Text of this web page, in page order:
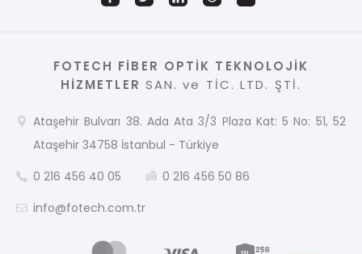
FOTECH FİBER OPTİK TEKNOLOJİK
HİZMETLER SAN. ve TİC. LTD. ŞTİ.
Ataşehir Bulvarı 38. Ada Ata 3/3 Plaza Kat: 5 No: 51, 52
Ataşehir 34758 İstanbul - Türkiye
0 216 456 40 05
0 216 456 50 86
info@fotech.com.tr